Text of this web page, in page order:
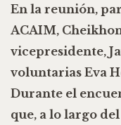
En la reunión,
ACAIM,
vicepresidente,
voluntarias Eva
Durante el
que, a lo largo